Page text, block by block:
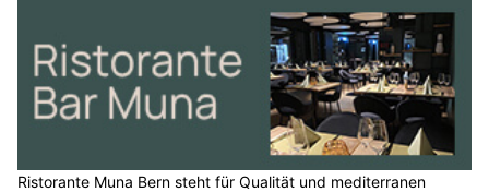
Ristorante Muna Bern steht für Qualität und mediterranen